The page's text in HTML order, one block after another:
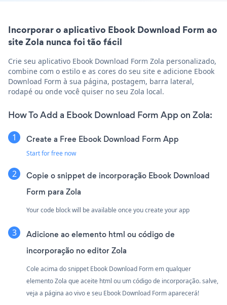
Incorporar o aplicativo Ebook Download Form ao
site Zola nunca foi tão fácil
Crie seu aplicativo Ebook Download Form Zola personalizado,
combine com o estilo e as cores do seu site e adicione Ebook
Download Form à sua página, postagem, barra lateral,
rodapé ou onde você quiser no seu Zola local.
How To Add a Ebook Download Form App on Zola:
Create a Free Ebook Download Form App
Start for free now
Copie o snippet de incorporação Ebook Download
Form para Zola
Your code block will be available once you create your app
Adicione ao elemento html ou código de
incorporação no editor Zola
Cole acima do snippet Ebook Download Form em qualquer
elemento Zola que aceite html ou um código de incorporação. salve,
veja a página ao vivo e seu Ebook Download Form aparecerá!